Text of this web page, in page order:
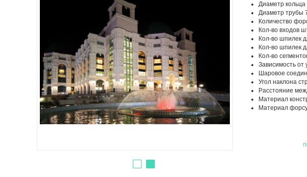
Диаметр
Диаметр трубы
Количество
Кол-во входов
Кол-во шпилек
Кол-во шпилек
Кол-во
Зависимость от
Шаровое
Угол наклона
Расстояние
Материал
Материал